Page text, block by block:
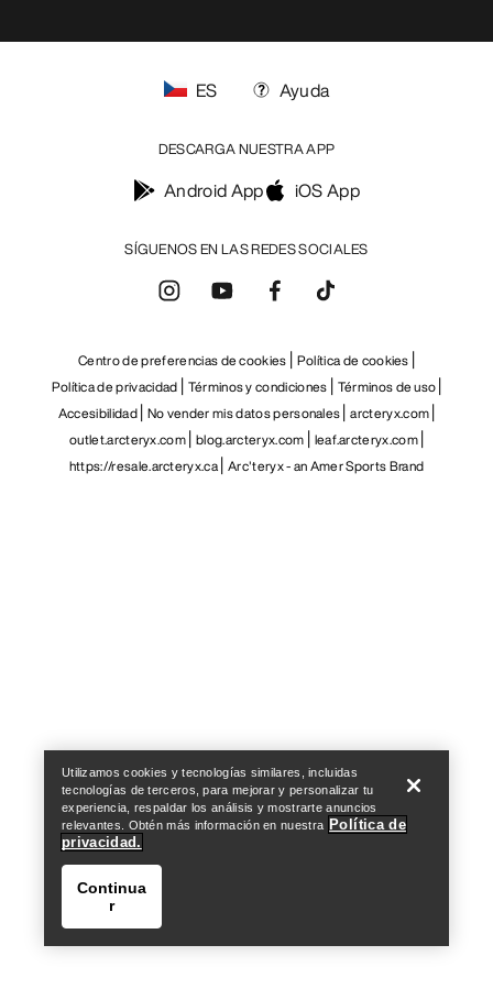
SÍGUENOS EN LAS REDES SOCIALES
ES Ayuda
DESCARGA NUESTRA APP
Android App iOS App
Centro de preferencias de cookies Política de cookies
Política de privacidad Términos y condiciones Términos de uso
Accesibilidad No vender mis datos personales arcteryx.com
outlet.arcteryx.com blog.arcteryx.com leaf.arcteryx.com
https://resale.arcteryx.ca Arc'teryx - an Amer Sports Brand
Utilizamos cookies y tecnologías similares, incluidas
tecnologías de terceros, para mejorar y personalizar tu
experiencia, respaldar los análisis y mostrarte anuncios
relevantes. Obtén más información en nuestra Política de
privacidad.
Continua
r